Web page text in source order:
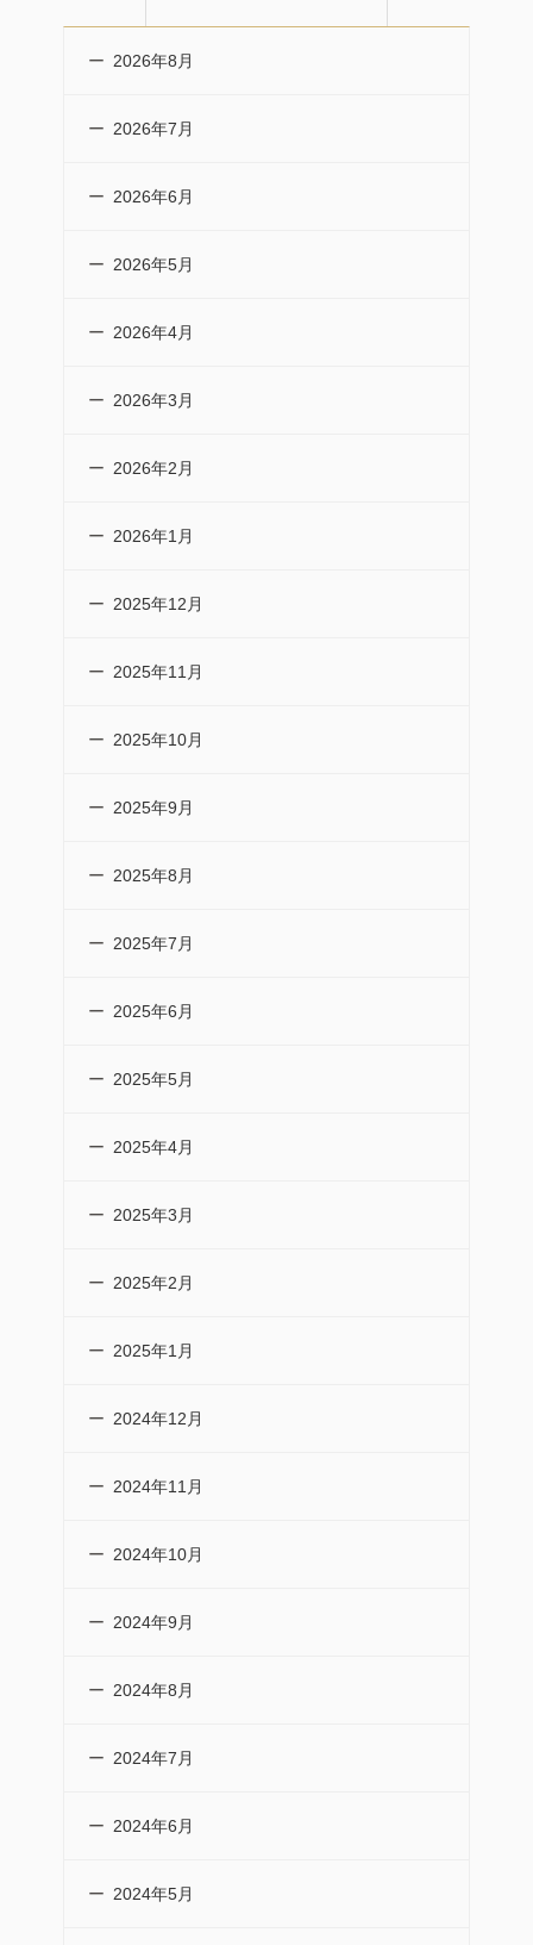
2026年8月
2026年7月
2026年6月
2026年5月
2026年4月
2026年3月
2026年2月
2026年1月
2025年12月
2025年11月
2025年10月
2025年9月
2025年8月
2025年7月
2025年6月
2025年5月
2025年4月
2025年3月
2025年2月
2025年1月
2024年12月
2024年11月
2024年10月
2024年9月
2024年8月
2024年7月
2024年6月
2024年5月